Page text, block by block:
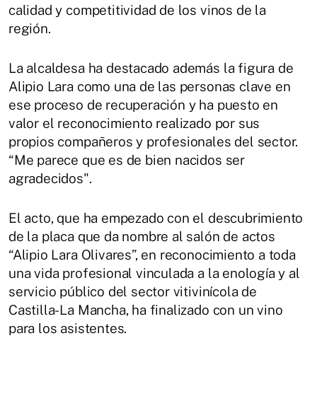
calidad y competitividad de los vinos de la
región.
La alcaldesa ha destacado además la figura de
Alipio Lara como una de las personas clave en
ese proceso de recuperación y ha puesto en
valor el reconocimiento realizado por sus
propios compañeros y profesionales del sector.
“Me parece que es de bien nacidos ser
agradecidos".
El acto, que ha empezado con el descubrimiento
de la placa que da nombre al salón de actos
“Alipio Lara Olivares”, en reconocimiento a toda
una vida profesional vinculada a la enología y al
servicio público del sector vitivinícola de
Castilla-La Mancha, ha finalizado con un vino
para los asistentes.